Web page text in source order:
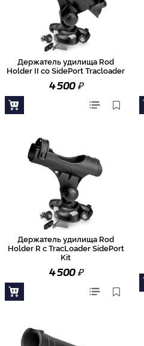
Держатель удилища Rod
Holder II со SidePort Tracloader
4 500₽
Держатель удилища Rod
Holder R с TracLoader SidePort
Kit
4 500₽